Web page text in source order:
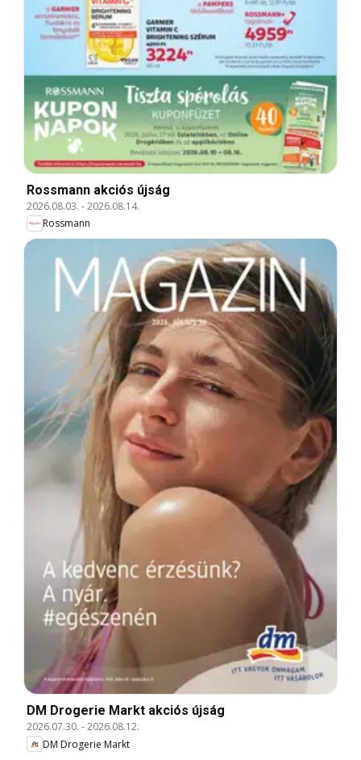
Rossmann akciós újság
2026.08.03. -2026.08.14.
Rossmann
DM Drogerie Markt akciós újság
2026.07.30. -2026.08.12.
DM Drogerie Markt